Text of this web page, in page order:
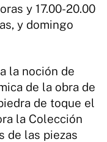
y 17.00-20.00
y domingo
la noción de
de la obra de
de toque el
la Colección
de las piezas